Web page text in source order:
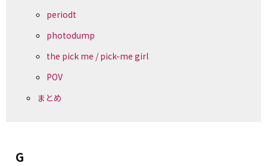
periodt
photodump
the pick me / pick-me girl
POV
まとめ
G